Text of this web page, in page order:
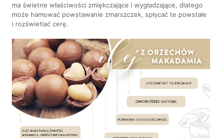
ma świetne właściwości zmiękczające i wygładzające, dlatego
może hamować powstawanie zmarszczek, spłycać te powstałe
i rozświetlać cerę.